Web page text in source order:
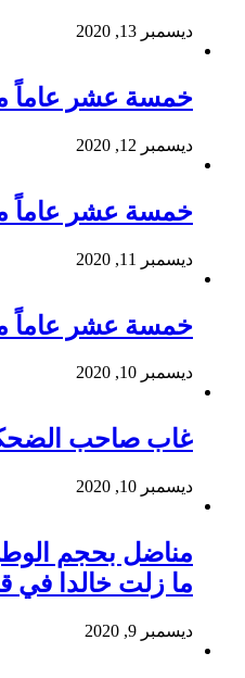
ديسمبر 13, 2020
خمسة عشر عاماً مع
ديسمبر 12, 2020
خمسة عشر عاماً مع
ديسمبر 11, 2020
خمسة عشر عاماً مع
ديسمبر 10, 2020
غاب صاحب
ديسمبر 10, 2020
مناضل بحجم
ما زلت خالدا في
ديسمبر 9, 2020